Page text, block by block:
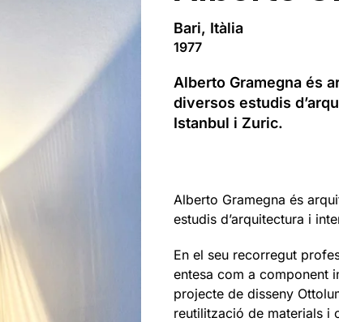
Bari, Itàlia
1977
Alberto Gramegna és
diversos estudis
Istanbul i Zuric.
Alberto Gramegna és
estudis d’arquitectura i
En el seu recorregut
entesa com a component
projecte de disseny
reutilització de materials i